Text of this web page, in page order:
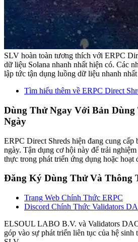
SLV hoàn toàn tương thích với ERPC
dữ liệu Solana nhanh nhất hiện có. Các
lập tức tận dụng luồng dữ liệu nhanh
Tìm hiểu thêm về ERPC Direct
Dùng Thử Ngay Với Bản Dùng
Ngày
ERPC Direct Shreds hiện đang cung cấp
ngày. Tận dụng cơ hội này để trải
thực trong phát triển ứng dụng hoặc hoạt
Đăng Ký Dùng Thử Và Thông
Trang Web Chính Thức ERPC
Discord Chính Thức Validators
ELSOUL LABO B.V. và Validators
góp vào sự phát triển liên tục của hệ sinh